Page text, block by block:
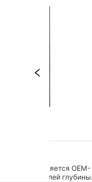
долото для
всех видов